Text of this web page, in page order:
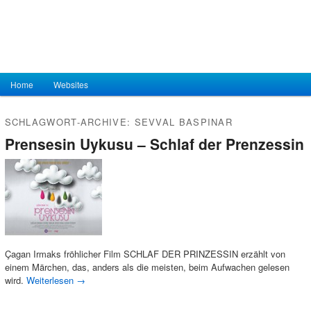
Hauptmenü
Zum Inhalt wechseln
Zum sekundären Inhalt wechseln
Home Websites
SCHLAGWORT-ARCHIVE: SEVVAL BASPINAR
Prensesin Uykusu – Schlaf der Prenzessin
Çagan Irmaks fröhlicher Film SCHLAF DER PRINZESSIN erzählt von
einem Märchen, das, anders als die meisten, beim Aufwachen gelesen
wird. Weiterlesen →